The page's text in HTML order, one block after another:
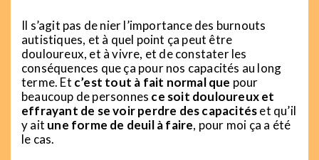
Il s’agit pas de nier l’importance des burnouts
autistiques, et à quel point ça peut être
douloureux, et à vivre, et de constater les
conséquences que ça pour nos capacités au long
terme. Et c’est tout à fait normal que pour
beaucoup de personnes ce soit douloureux et
effrayant de se voir perdre des capacitéset qu’il
y ait une forme de deuil à faire, pour moi ça a été
le cas.